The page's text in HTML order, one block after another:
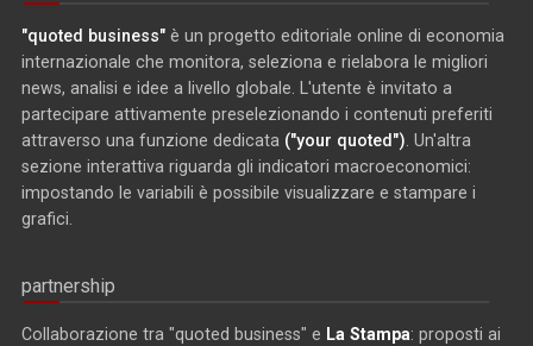
"quoted business" è un progetto editoriale online di economia
internazionale che monitora, seleziona e rielabora le migliori
news, analisi e idee a livello globale. L'utente è invitato a
partecipare attivamente preselezionando i contenuti preferiti
attraverso una funzione dedicata ("your quoted") . Un'altra
sezione interattiva riguarda gli indicatori macroeconomici:
impostando le variabili è possibile visualizzare e stampare i
grafici.
partnership
Collaborazione tra "quoted business" e La Stampa: proposti ai